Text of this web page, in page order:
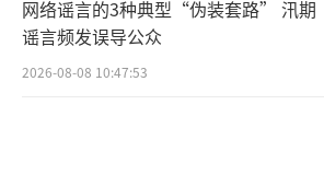
网络谣言的3种典型“伪装套路” 汛期
谣言频发误导公众
2026-08-08 10:47:53